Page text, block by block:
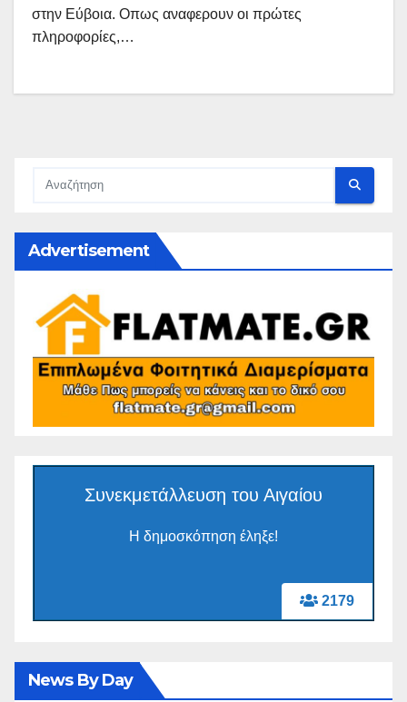
στην Εύβοια. Οπως αναφερουν οι πρώτες
πληροφορίες,…
Advertisement
2179
Συνεκμετάλλευση του Αιγαίου
Η δημοσκόπηση έληξε!
News By Day